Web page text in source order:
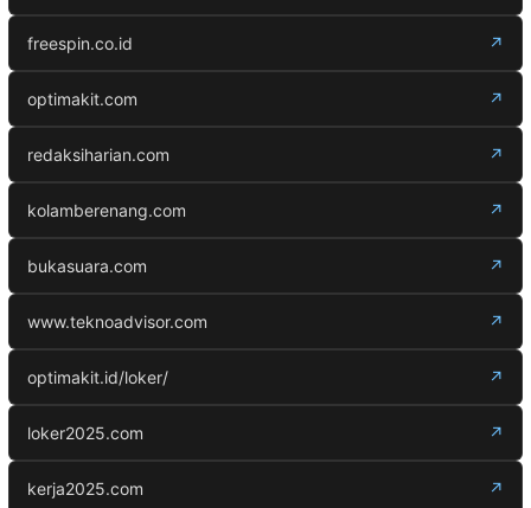
freespin.co.id ↗
optimakit.com ↗
redaksiharian.com ↗
kolamberenang.com ↗
bukasuara.com ↗
www.teknoadvisor.com ↗
optimakit.id/loker/ ↗
loker2025.com ↗
kerja2025.com ↗